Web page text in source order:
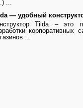
...
— удобный
Tilda – это
корпоративных
...